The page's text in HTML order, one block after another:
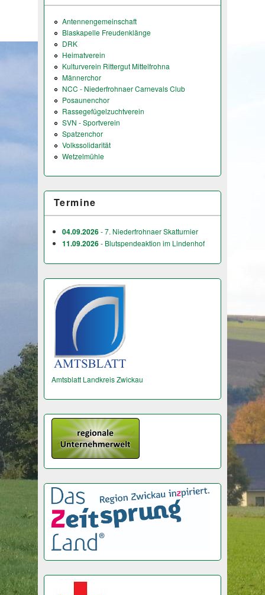
Antennengemeinschaft
Blaskapelle Freudenklänge
DRK
Heimatverein
Kulturverein Rittergut Mittelfrohna
Männerchor
NCC - Niederfrohnaer Carnevals Club
Posaunenchor
Rassegefügelzuchtverein
SVN - Sportverein
Spatzenchor
Volkssolidarität
Wetzelmühle
Termine
04.09.2026- 7. Niederfrohnaer Skatturnier
11.09.2026- Blutspendeaktion im Lindenhof
Amtsblatt Landkreis Zwickau